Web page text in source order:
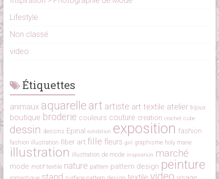
Lifestyle
Non classé
video
Étiquettes
animaux aquarelle art artiste art textile atelier bijoux
boutique broderie couleurs couture creation crochet cube
dessin dessins Epinal exhibition exposition fashion
fashion illustration fiber art fille fleurs girl graphisme holy mane
illustration illustration de mode inspiration marché
mode motif textile nature pattern pattern design peinture
stand video